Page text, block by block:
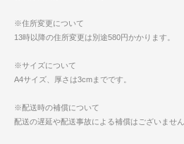
※住所変更について
13時以降の住所変更は別途580円かかります。
※サイズについて
A4サイズ、厚さは3cmまでです。
※配送時の補償について
配送の遅延や配送事故による補償はございませ